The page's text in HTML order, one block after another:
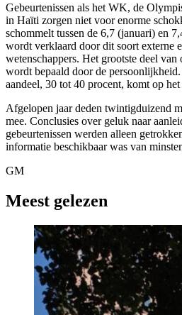
Gebeurtenissen als het WK, de
in Haïti zorgen niet voor enorme
schommelt tussen de 6,7 (januari) en
wordt verklaard door dit soort externe
wetenschappers. Het grootste deel
wordt bepaald door de
aandeel, 30 tot 40 procent, komt op
Afgelopen jaar deden twintigduizend
mee. Conclusies over geluk naar
gebeurtenissen werden alleen
informatie beschikbaar was van
GM
Meest gelezen